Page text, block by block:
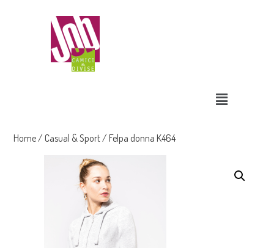
Home/ Casual & Sport/ Felpa donna K464